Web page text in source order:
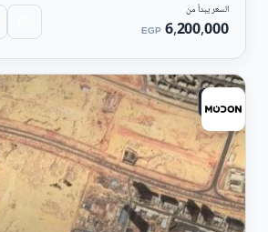
السعر يبدأ من
6,200,000
EGP
تجارى